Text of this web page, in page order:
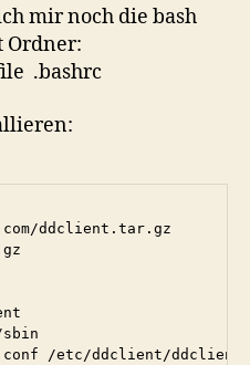
mir noch die bash
Ordner:
.bashrc
ddclient.tar.gz
/etc/ddclient/